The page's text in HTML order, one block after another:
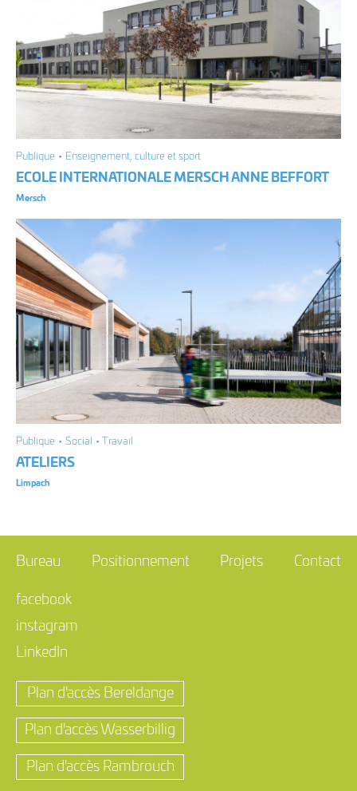
Publique • Enseignement, culture et sport
ECOLE INTERNATIONALE MERSCH ANNE BEFFORT
Mersch
Publique • Social • Travail
ATELIERS
Limpach
Bureau Positionnement Projets Contact
facebook
instagram
LinkedIn
Plan d'accès Bereldange
Plan d'accès Wasserbillig
Plan d'accès Rambrouch